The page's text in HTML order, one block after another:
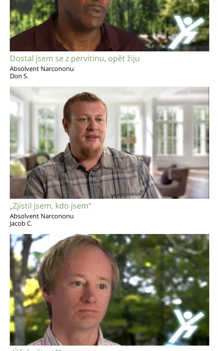
Dostal jsem se z pervitinu, opět žiju
Absolvent Narcononu
Don S.
„Zjistil jsem, kdo jsem“
Absolvent Narcononu
Jacob C.